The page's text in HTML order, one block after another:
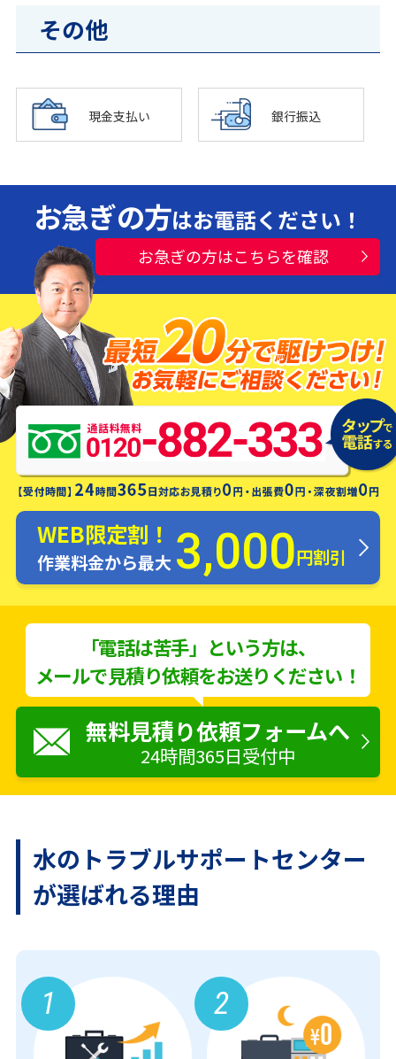
その他
現金支払い 銀行振込
お急ぎの方はお電話ください！
お急ぎの方はこちらを確認
水漏れ・つまり・修理お電話一本ですぐ
にお伺いします！
WEB限定割！
作業料金から最大 3,000円割引
「電話は苦手」という方は、
メールで見積り依頼をお送りください！
無料見積り依頼フォームへ
24時間365日受付中
水のトラブルサポートセンター
が選ばれる理由
1 2